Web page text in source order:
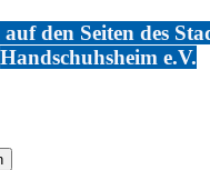
den Seiten des
Handschuhsheim e.V.